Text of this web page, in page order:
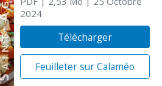
2024
Télécharger
Feuilleter sur Calaméo